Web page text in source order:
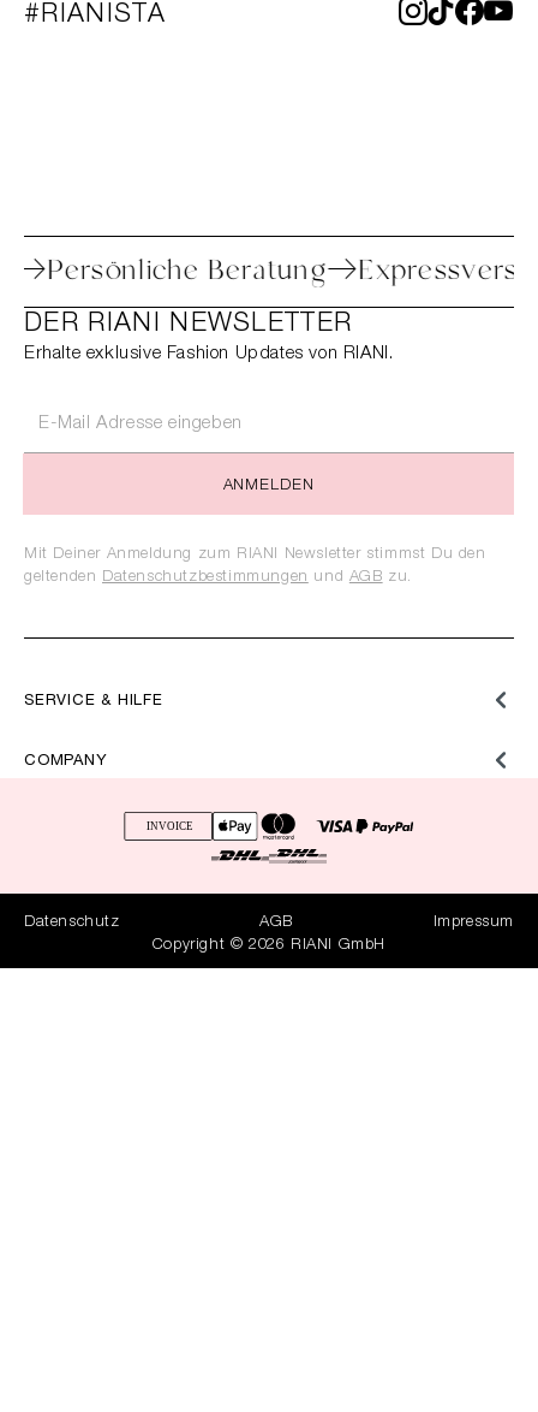
#RIANISTA
Persönliche Beratung
SERVICE & HILFE
COMPANY
DER RIANI NEWSLETTER
Erhalte exklusive Fashion Updates von RIANI.
ANMELDEN
Mit Deiner Anmeldung zum RIANI Newsletter stimmst Du den
geltenden Datenschutzbestimmungen und AGB zu.
Datenschutz AGB
Impressum
Copyright © 2026 RIANI GmbH